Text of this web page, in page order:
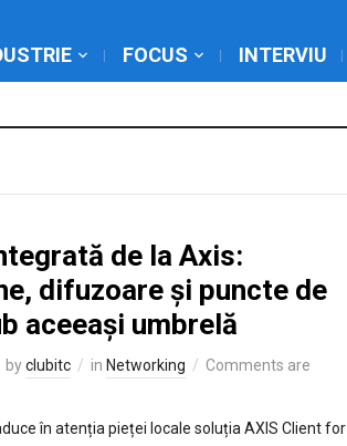
FOCUS INTERVIU
de la Axis:
difuzoare și puncte de
aceeași umbrelă
byclubitc in Networking
Comments are
în atenția pieței locale soluția AXIS Client for